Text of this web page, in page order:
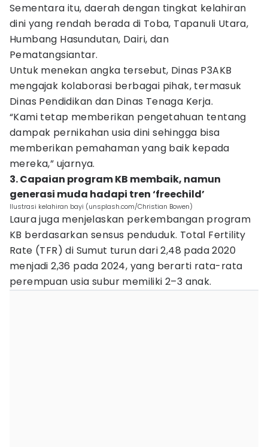
Sementara itu, daerah dengan tingkat kelahiran
dini yang rendah berada di Toba, Tapanuli Utara,
Humbang Hasundutan, Dairi, dan
Pematangsiantar.
Untuk menekan angka tersebut, Dinas P3AKB
mengajak kolaborasi berbagai pihak, termasuk
Dinas Pendidikan dan Dinas Tenaga Kerja.
“Kami tetap memberikan pengetahuan tentang
dampak pernikahan usia dini sehingga bisa
memberikan pemahaman yang baik kepada
mereka,” ujarnya.
3. Capaian program KB membaik, namun
generasi muda hadapi tren ‘freechild’
Ilustrasi kelahiran bayi (unsplash.com/Christian Bowen)
Laura juga menjelaskan perkembangan program
KB berdasarkan sensus penduduk. Total Fertility
Rate (TFR) di Sumut turun dari 2,48 pada 2020
menjadi 2,36 pada 2024, yang berarti rata-rata
perempuan usia subur memiliki 2–3 anak.